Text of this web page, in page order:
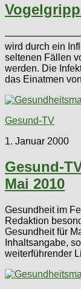
————————–
wird durch ein
seltenen Fällen
werden. Die
das Einatmen
Gesund-TV
1. Januar 2000
Gesund-
Mai 2010
Gesundheit im
Redaktion
Gesundheit für
Inhaltsangabe,
weiterführender